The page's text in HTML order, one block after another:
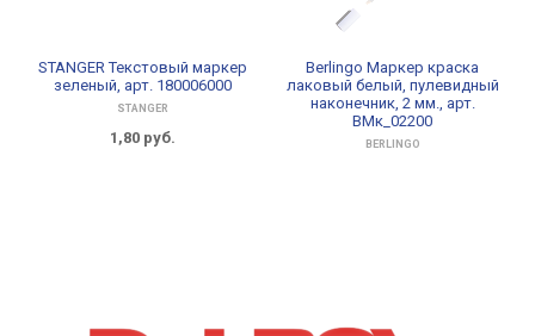
STANGER Текстовый маркер
зеленый, арт. 180006000
STANGER
1,80 руб.
Berlingo Маркер краска
лаковый белый, пулевидный
наконечник, 2 мм., арт.
ВМк_02200
BERLINGO